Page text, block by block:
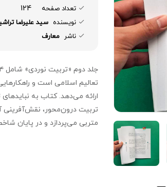
تعداد صفحه
124
نویسنده سید علیرضا
ناشر معارف
تعالیم اسلامی است و
ارائه می‌دهد. کتاب به
تربیت درون‌محور، نقش‌آفرینی
متربی می‌پردازد و در پایان